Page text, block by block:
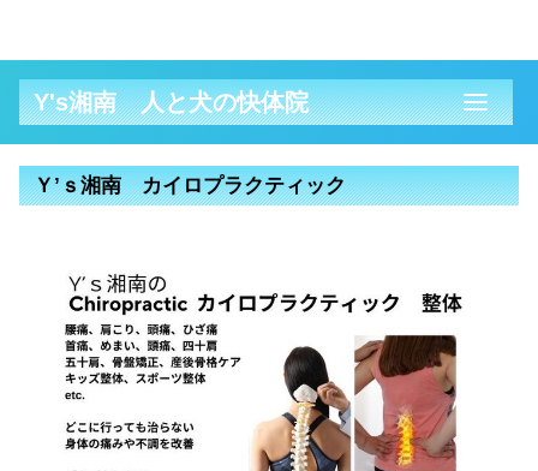
Y's湘南 人と犬の快体院
Ｙ’ｓ湘南 カイロプラクティック